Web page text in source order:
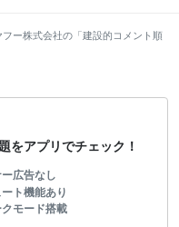
ー株式会社の「建設的コメント順
をアプリでチェック！
広告なし
ート機能あり
クモード搭載